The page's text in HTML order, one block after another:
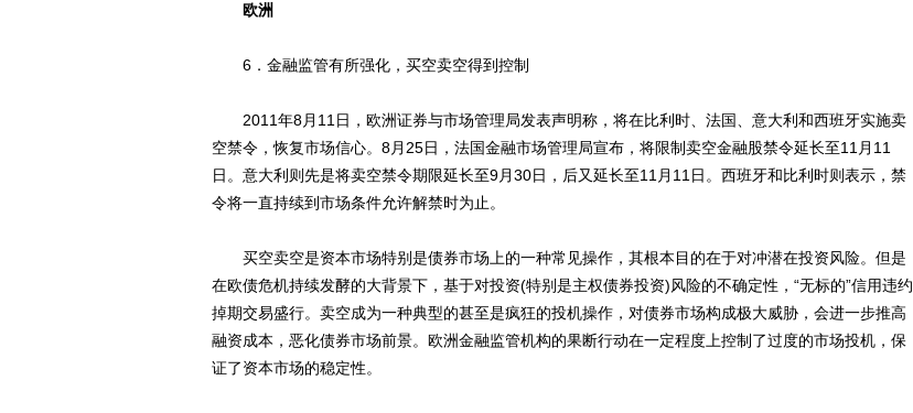
欧洲
6．金融监管有所强化，买空卖空得到控制
2011年8月11日，欧洲证券与市场管理局发表声明称，将在比利时、法国、意大利和西班牙实施卖
空禁令，恢复市场信心。8月25日，法国金融市场管理局宣布，将限制卖空金融股禁令延长至11月11
日。意大利则先是将卖空禁令期限延长至9月30日，后又延长至11月11日。西班牙和比利时则表示，禁
令将一直持续到市场条件允许解禁时为止。
买空卖空是资本市场特别是债券市场上的一种常见操作，其根本目的在于对冲潜在投资风险。但是
在欧债危机持续发酵的大背景下，基于对投资(特别是主权债券投资)风险的不确定性，“无标的”信用违约
掉期交易盛行。卖空成为一种典型的甚至是疯狂的投机操作，对债券市场构成极大威胁，会进一步推高
融资成本，恶化债券市场前景。欧洲金融监管机构的果断行动在一定程度上控制了过度的市场投机，保
证了资本市场的稳定性。